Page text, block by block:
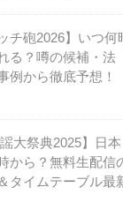
チ砲2026】いつ何
る？噂の候補・法
例から徹底予想！
謡大祭典2025】日本
から？無料生配信
タイムテーブル最